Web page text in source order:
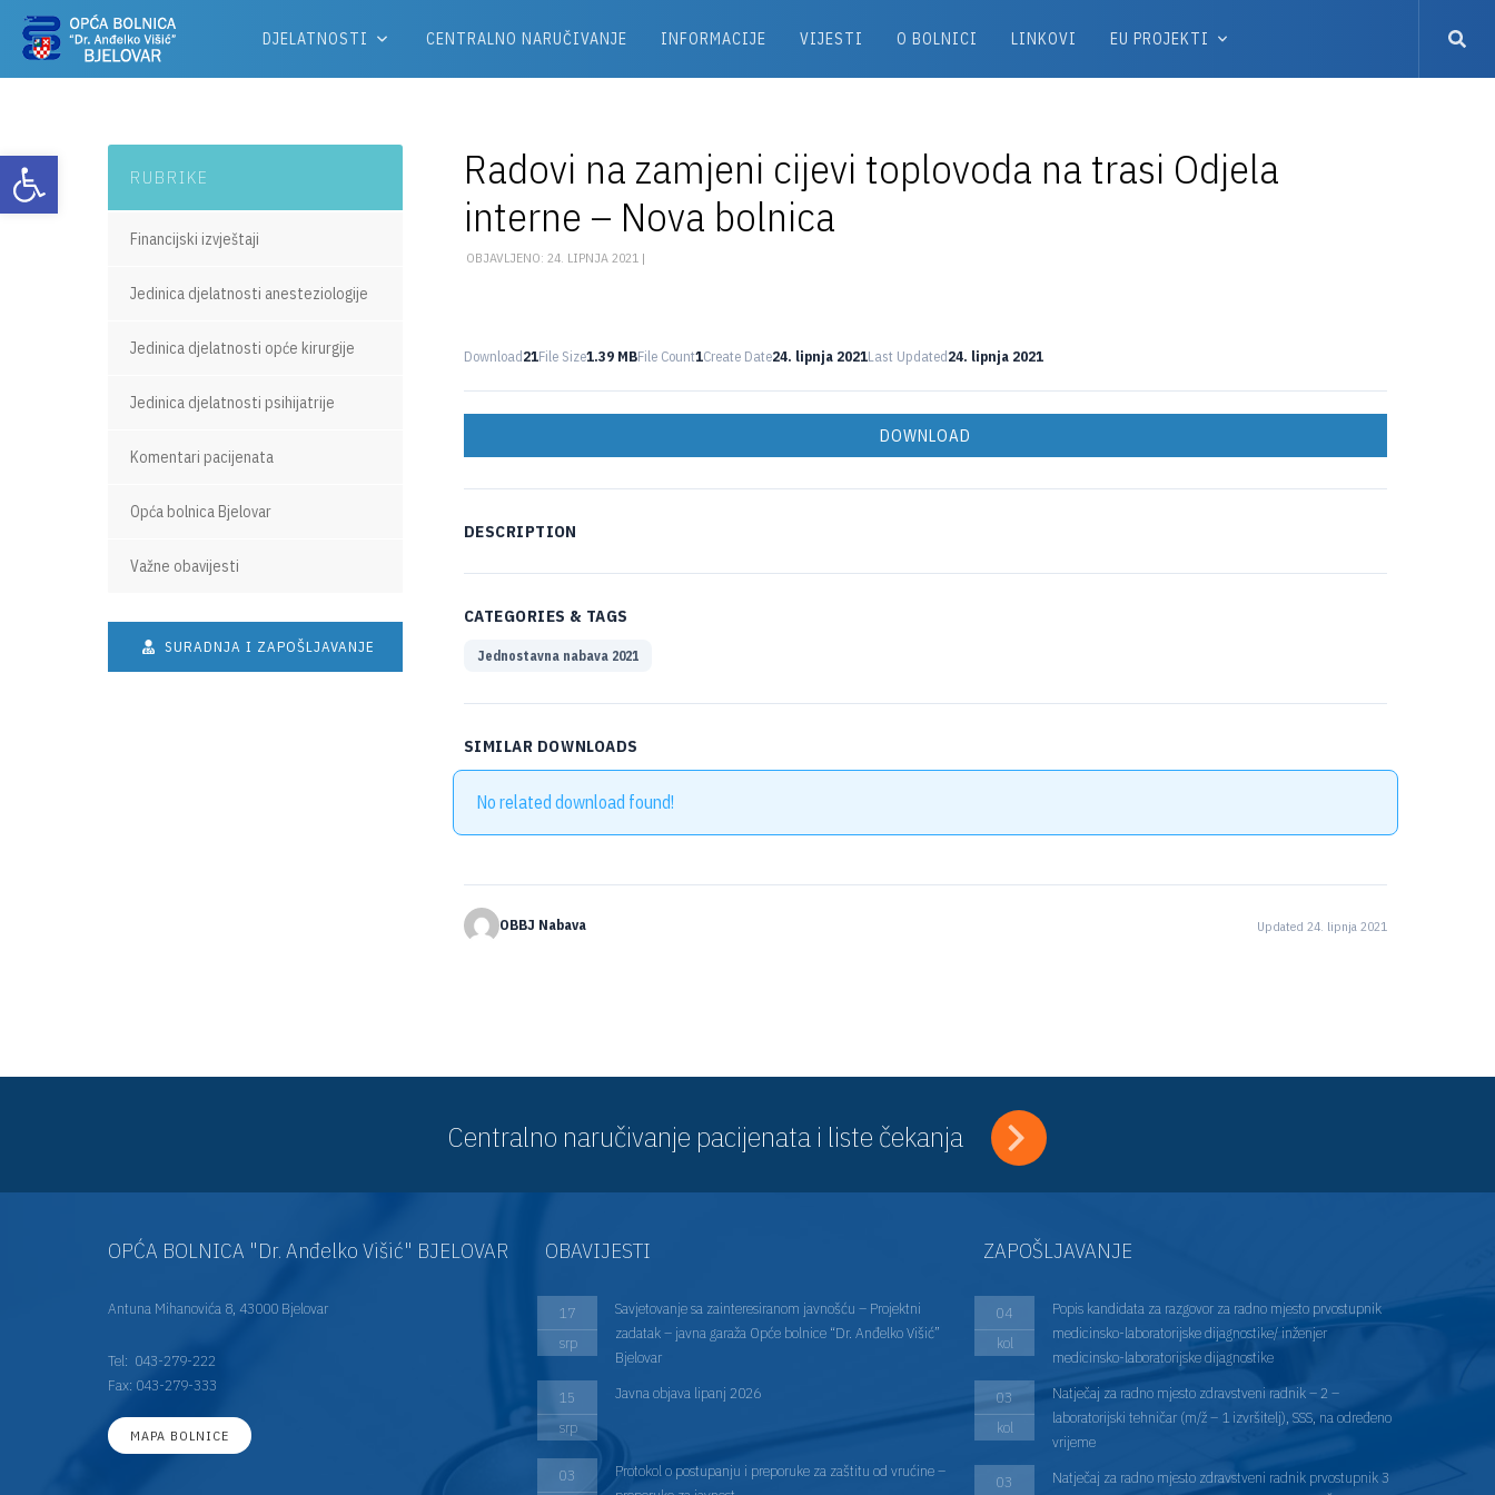
Otvori alatnu traku
DJELATNOSTI CENTRALNO NARUČIVANJE INFORMACIJE VIJESTI O BOLNICI LINKOVI EU PROJEKTI
Radovi na zamjeni cijevi toplovoda na trasi Odjela
interne – Nova bolnica
OBJAVLJENO: 24. LIPNJA 2021 |
Download21File Size1.39 MBFile Count1Create Date24. lipnja 2021Last Updated24. lipnja 2021
DOWNLOAD
DESCRIPTION
CATEGORIES & TAGS
Jednostavna nabava 2021
SIMILAR DOWNLOADS
No related download found!
OBBJ Nabava Updated 24. lipnja 2021
RUBRIKE
Financijski izvještaji
Jedinica djelatnosti anesteziologije
Jedinica djelatnosti opće kirurgije
Jedinica djelatnosti psihijatrije
Komentari pacijenata
Opća bolnica Bjelovar
Važne obavijesti
SURADNJA I ZAPOŠLJAVANJE
Centralno naručivanje pacijenata i liste čekanja
OPĆA BOLNICA "Dr. Anđelko Višić" BJELOVAR
Antuna Mihanovića 8, 43000 Bjelovar
Tel: 043-279-222
Fax: 043-279-333
MAPA BOLNICE
OBAVIJESTI
17
srp
Savjetovanje sa zainteresiranom javnošću – Projektni
zadatak – javna garaža Opće bolnice “Dr. Anđelko Višić”
Bjelovar
15
srp
Javna objava lipanj 2026
03
Protokol o postupanju i preporuke za zaštitu od vrućine –
ZAPOŠLJAVANJE
04
kol
Popis kandidata za razgovor za radno mjesto prvostupnik
medicinsko-laboratorijske dijagnostike/ inženjer
medicinsko-laboratorijske dijagnostike
03
kol
Natječaj za radno mjesto zdravstveni radnik – 2 –
laboratorijski tehničar (m/ž – 1 izvršitelj), SSS, na određeno
vrijeme
03
Natječaj za radno mjesto zdravstveni radnik prvostupnik 3